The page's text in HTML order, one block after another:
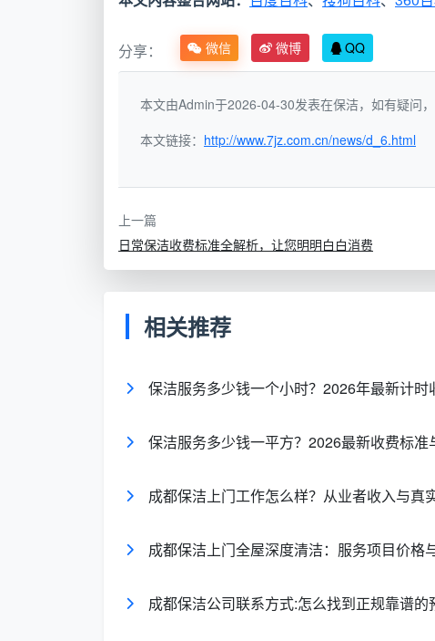
蓝色 客厅、卧室家具 每
顺序优化法：从上到下、从干到湿的科学流
家具表面：干擦桌面、柜体、电器表面浮尘
这一流程遵循"重力原则"，让灰尘自然下落，
维护周期法：建立预防性清洁体系
分享： 微信 微博 QQ
本文由Admin于2026-04-30发表在保洁，如有疑问，
本文链接： http://www.7jz.com.cn/news/d_6.html
上一篇
日常保洁收费标准全解析，让您明明白白消费
相关推荐
保洁服务多少钱一个小时？2026年最新计时
保洁服务多少钱一平方？2026最新收费标准
成都保洁上门工作怎么样？从业者收入与真
成都保洁上门全屋深度清洁：服务项目价格
成都保洁公司联系方式:怎么找到正规靠谱的